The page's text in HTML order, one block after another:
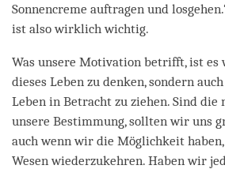
Sonnencreme auftragen und
ist also wirklich wichtig.
Was unsere Motivation betrifft, ist es
dieses Leben zu denken, sondern
Leben in Betracht zu ziehen. Sind die
unsere Bestimmung, sollten wir uns
auch wenn wir die Möglichkeit
Wesen wiederzukehren. Haben wir